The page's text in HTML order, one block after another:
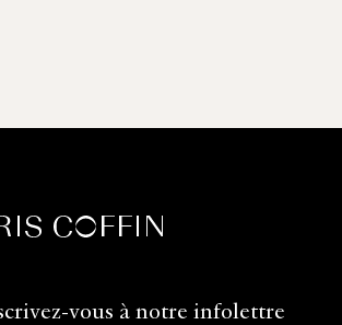
vous à notre infolettre